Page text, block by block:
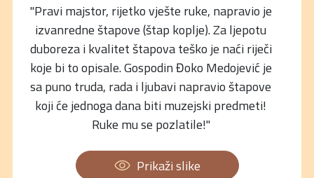
"Pravi majstor, rijetko vješte ruke, napravio je
izvanredne štapove (štap koplje). Za ljepotu
duboreza i kvalitet štapova teško je naći riječi
koje bi to opisale. Gospodin Đoko Medojević je
sa puno truda, rada i ljubavi napravio štapove
koji će jednoga dana biti muzejski predmeti!
Ruke mu se pozlatile!"
Prikaži slike